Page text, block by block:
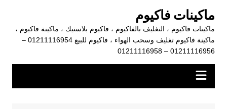
المحتوى
ماكينات فاكيوم
ماكينات فاكيوم ، التغليف بالفاكيوم ، فاكيوم بلاستيك ، ماكينة فاكيوم ،
ماكينة فاكيوم تغليف وسحب الهواء ، فاكيوم للبيع 01211116954 –
01211116956 – 01211116958